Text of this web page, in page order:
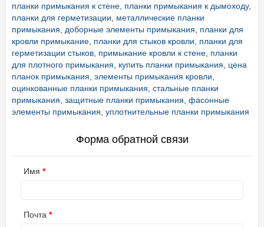
планки примыкания к стене, планки примыкания к дымоходу,
планки для герметизации, металлические планки
примыкания, доборные элементы примыкания, планки для
кровли примыкание, планки для стыков кровли, планки для
герметизации стыков, примыкание кровли к стене, планки
для плотного примыкания, купить планки примыкания, цена
планок примыкания, элементы примыкания кровли,
оцинкованные планки примыкания, стальные планки
примыкания, защитные планки примыкания, фасонные
элементы примыкания, уплотнительные планки примыкания
Форма обратной связи
Имя
Почта